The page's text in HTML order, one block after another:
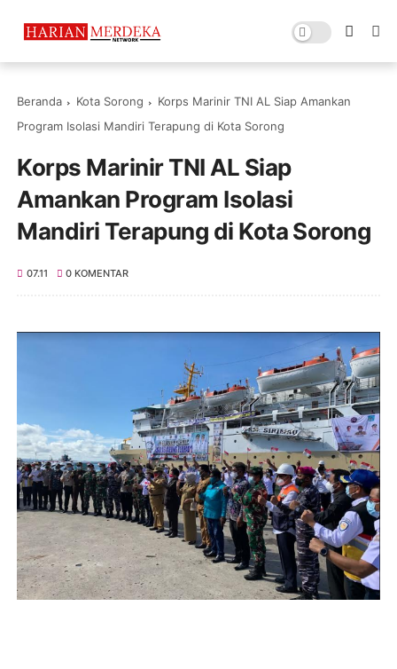
Beranda Kota Sorong
Korps Marinir TNI AL Siap Amankan
Program Isolasi Mandiri Terapung di Kota Sorong
Korps Marinir TNI AL Siap
Amankan Program Isolasi
Mandiri Terapung di Kota Sorong
07.11 0 KOMENTAR